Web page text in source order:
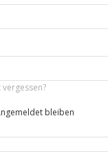
bleiben